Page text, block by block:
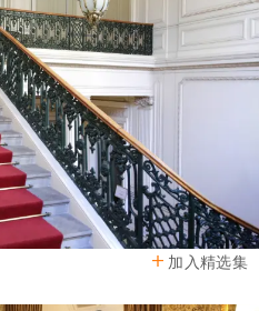
加入精选集